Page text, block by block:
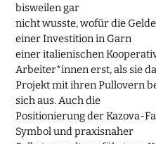
bisweilen gar
nicht wusste, wofür die
einer Investition in Garn
einer italienischen
Arbeiter*innen erst, als sie
Projekt mit ihren Pullovern
sich aus. Auch die
Positionierung der Kazova-
Symbol und praxisnaher